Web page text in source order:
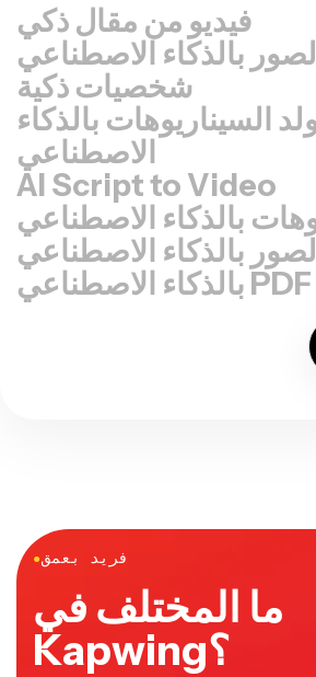
فيديو من مقال ذكي
بالذكاء الاصطناعي
شخصيات ذكية
السيناريوهات بالذكاء
الاصطناعي
AI Script to Video
بالذكاء الاصطناعي
بالذكاء الاصطناعي
●فريد بعمق
ما المختلف في
Kapwing؟